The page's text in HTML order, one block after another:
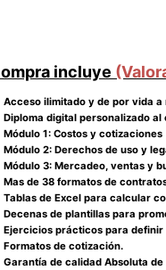
incluye
Acceso ilimitado y de por vida a
Diploma digital personalizado
Módulo 1: Costos y cotizaciones
Módulo 2: Derechos de uso y
Módulo 3: Mercadeo, ventas y
Mas de 38 formatos de
Tablas de Excel para calcular
Decenas de plantillas para
Ejercicios prácticos para
Formatos de cotización.
Garantía de calidad Absoluta de